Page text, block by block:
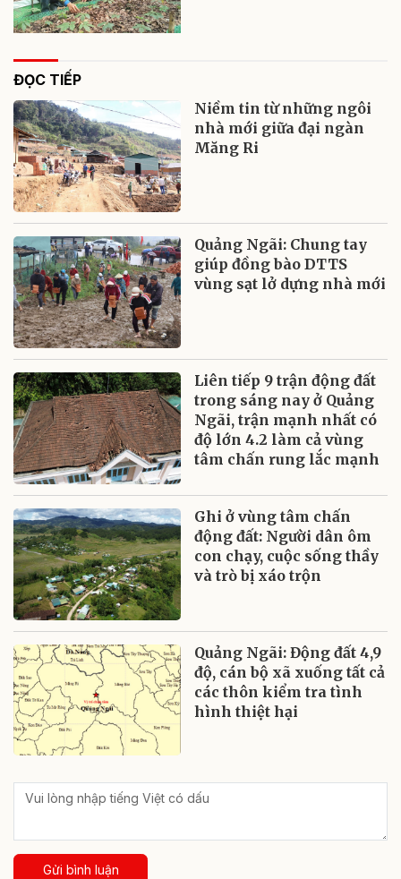
ĐỌC TIẾP
Niềm tin từ những ngôi
nhà mới giữa đại ngàn
Măng Ri
Quảng Ngãi: Chung tay
giúp đồng bào DTTS
vùng sạt lở dựng nhà mới
Liên tiếp 9 trận động đất
trong sáng nay ở Quảng
Ngãi, trận mạnh nhất có
độ lớn 4.2 làm cả vùng
tâm chấn rung lắc mạnh
Ghi ở vùng tâm chấn
động đất: Người dân ôm
con chạy, cuộc sống thầy
và trò bị xáo trộn
Quảng Ngãi: Động đất 4,9
độ, cán bộ xã xuống tất cả
các thôn kiểm tra tình
hình thiệt hại
Gửi bình luận